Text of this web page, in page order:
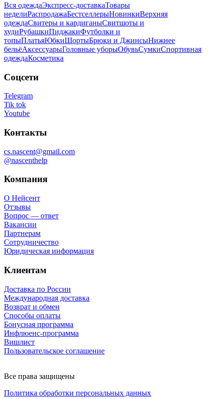
Вся одеждаЭкспресс-доставкаТовары
неделиРаспродажаБестселлерыНовинкиВерхняя
одеждаСвитеры и кардиганыСвитшоты и
худиРубашкиПиджакиФутболки и
топыПлатьяЮбкиШортыБрюки и ДжинсыНижнее
бельёАксессуарыГоловные уборыОбувьСумкиСпортивная
одеждаКосметика
Соцсети
Telegram
Tik tok
Youtube
Контакты
cs.nascent@gmail.com
@nascenthelp
Компания
О Нейсент
Отзывы
Вопрос — ответ
Вакансии
Партнерам
Сотрудничество
Юридическая информация
Клиентам
Доставка по России
Международная доставка
Возврат и обмен
Способы оплаты
Бонусная программа
Инфлюенс-программа
Вишлист
Пользовательское соглашение
Все права защищены
Политика обработки персональных данных